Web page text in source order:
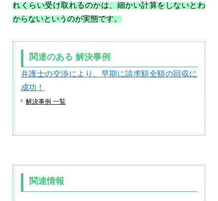
れくらい受け取れるのかは、細かい計算をしないとわ
からないというのが実態です。
関連のある 解決事例
弁護士の交渉により、早期に請求額全額の回収に
成功！
解決事例 一覧
関連情報